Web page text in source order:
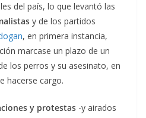
del país, lo que levantó las
y de los partidos
, en primera instancia,
marcase un plazo de un
los perros y su asesinato, en
hacerse cargo.
y protestas -y airados